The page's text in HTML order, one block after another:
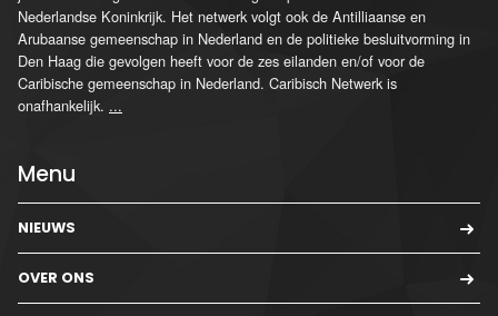
Nederlandse Koninkrijk. Het netwerk volgt ook de Antilliaanse en
Arubaanse gemeenschap in Nederland en de politieke besluitvorming in
Den Haag die gevolgen heeft voor de zes eilanden en/of voor de
Caribische gemeenschap in Nederland. Caribisch Netwerk is
onafhankelijk. ...
Menu
NIEUWS
OVER ONS